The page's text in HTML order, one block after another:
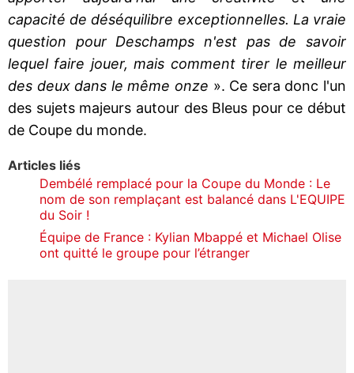
capacité de déséquilibre exceptionnelles. La vraie
question pour Deschamps n'est pas de savoir
lequel faire jouer, mais comment tirer le meilleur
des deux dans le même onze ». Ce sera donc l'un
des sujets majeurs autour des Bleus pour ce début
de Coupe du monde.
Articles liés
Dembélé remplacé pour la Coupe du Monde : Le
nom de son remplaçant est balancé dans L'EQUIPE
du Soir !
Équipe de France : Kylian Mbappé et Michael Olise
ont quitté le groupe pour l’étranger